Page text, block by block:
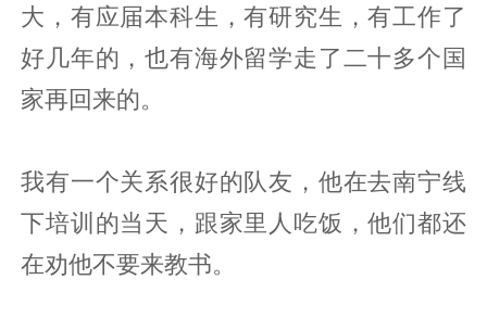
大，有应届本科生，有研究生，有工作了
好几年的，也有海外留学走了二十多个国
家再回来的。
我有一个关系很好的队友，他在去南宁线
下培训的当天，跟家里人吃饭，他们都还
在劝他不要来教书。